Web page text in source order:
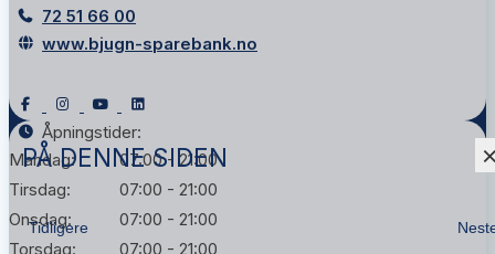
PÅ DENNE SIDEN
Tidligere
72 51 66 00
www.bjugn-sparebank.no
Åpningstider:
Mandag:
07:00 - 21:00
Tirsdag:
07:00 - 21:00
Onsdag:
07:00 - 21:00
Torsdag:
07:00 - 21:00